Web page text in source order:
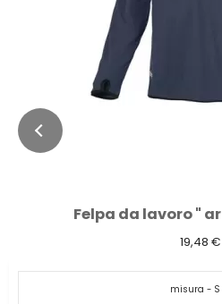
Felpa da lavoro "
19,48 €